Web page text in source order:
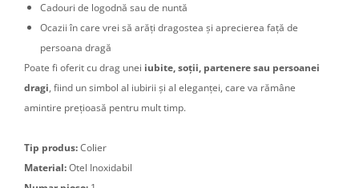
Cadouri de logodnă sau de nuntă
Ocazii în care vrei să arăți dragostea și aprecierea față de
persoana dragă
Poate fi oferit cu drag unei iubite, soții, partenere sau persoanei
dragi, fiind un simbol al iubirii și al eleganței, care va rămâne
amintire prețioasă pentru mult timp.
Tip produs:Colier
Material:Otel Inoxidabil